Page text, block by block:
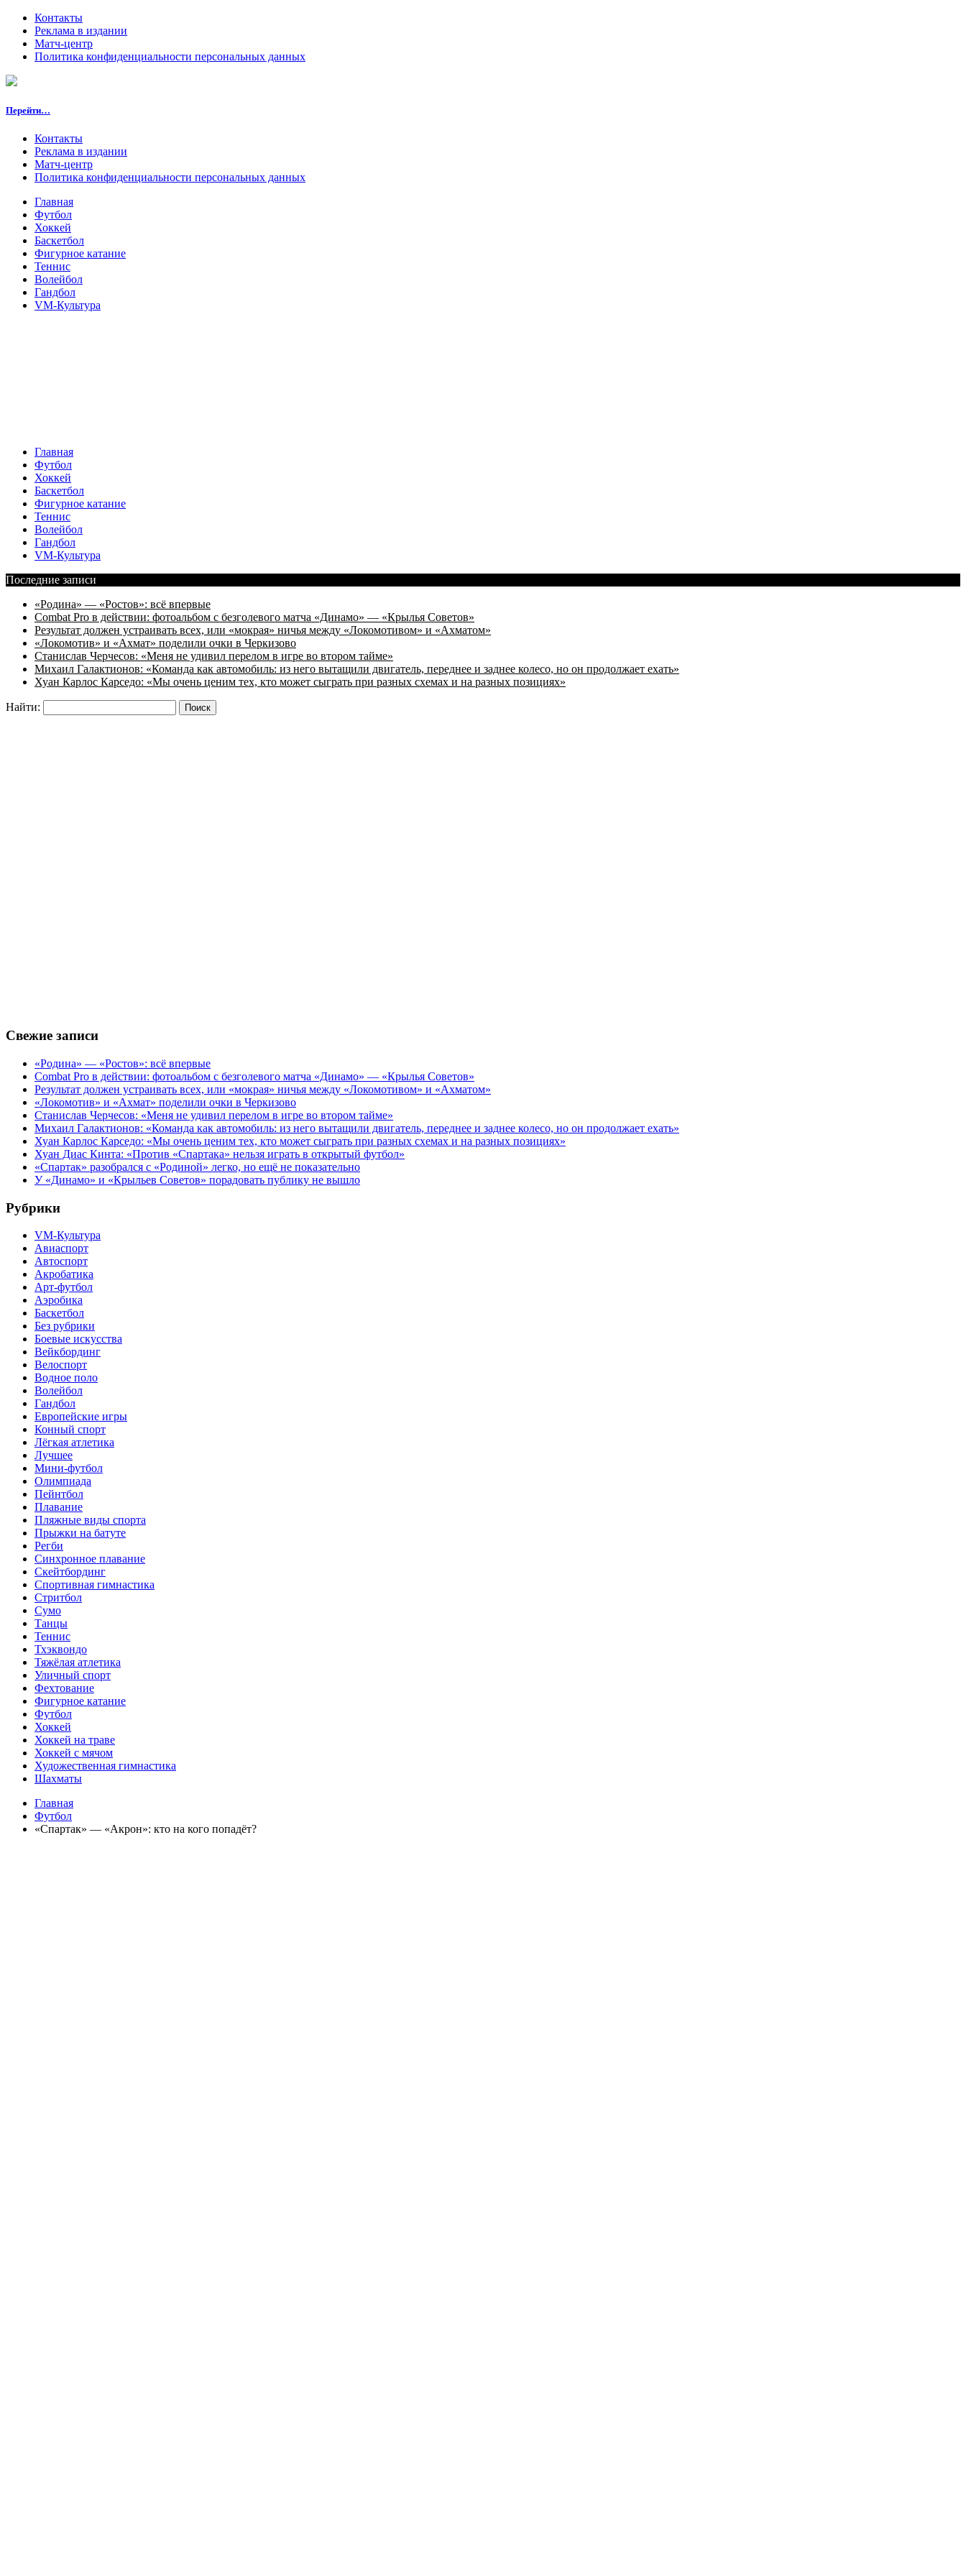
Контакты
Реклама в издании
Матч-центр
Политика конфиденциальности персональных данных
Перейти…
Контакты
Реклама в издании
Матч-центр
Политика конфиденциальности персональных данных
Главная
Футбол
Хоккей
Баскетбол
Фигурное катание
Теннис
Волейбол
Гандбол
VM-Культура
Главная
Футбол
Хоккей
Баскетбол
Фигурное катание
Теннис
Волейбол
Гандбол
VM-Культура
Последние записи
«Родина» — «Ростов»: всё впервые
Combat Pro в действии: фотоальбом с безголевого матча «Динамо» — «Крылья Советов»
Результат должен устраивать всех, или «мокрая» ничья между «Локомотивом» и «Ахматом»
«Локомотив» и «Ахмат» поделили очки в Черкизово
Станислав Черчесов: «Меня не удивил перелом в игре во втором тайме»
Михаил Галактионов: «Команда как автомобиль: из него вытащили двигатель, переднее и заднее колесо, но он продолжает ехать»
Хуан Карлос Карседо: «Мы очень ценим тех, кто может сыграть при разных схемах и на разных позициях»
Найти:
Свежие записи
«Родина» — «Ростов»: всё впервые
Combat Pro в действии: фотоальбом с безголевого матча «Динамо» — «Крылья Советов»
Результат должен устраивать всех, или «мокрая» ничья между «Локомотивом» и «Ахматом»
«Локомотив» и «Ахмат» поделили очки в Черкизово
Станислав Черчесов: «Меня не удивил перелом в игре во втором тайме»
Михаил Галактионов: «Команда как автомобиль: из него вытащили двигатель, переднее и заднее колесо, но он продолжает ехать»
Хуан Карлос Карседо: «Мы очень ценим тех, кто может сыграть при разных схемах и на разных позициях»
Хуан Диас Кинта: «Против «Спартака» нельзя играть в открытый футбол»
«Спартак» разобрался с «Родиной» легко, но ещё не показательно
У «Динамо» и «Крыльев Советов» порадовать публику не вышло
Рубрики
VM-Культура
Авиаспорт
Автоспорт
Акробатика
Арт-футбол
Аэробика
Баскетбол
Без рубрики
Боевые искусства
Вейкбординг
Велоспорт
Водное поло
Волейбол
Гандбол
Европейские игры
Конный спорт
Лёгкая атлетика
Лучшее
Мини-футбол
Олимпиада
Пейнтбол
Плавание
Пляжные виды спорта
Прыжки на батуте
Регби
Синхронное плавание
Скейтбординг
Спортивная гимнастика
Стритбол
Сумо
Танцы
Теннис
Тхэквондо
Тяжёлая атлетика
Уличный спорт
Фехтование
Фигурное катание
Футбол
Хоккей
Хоккей на траве
Хоккей с мячом
Художественная гимнастика
Шахматы
Главная
Футбол
«Спартак» — «Акрон»: кто на кого попадёт?